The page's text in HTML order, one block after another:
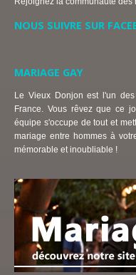
NOUS SUIVRE SUR
MARIAGE GAY
Le Vieux Donjon est l'un
France. Vous rêvez que ce
équipe s'occupe de tout et
mariage entre hommes à
mémorable et inoubliable !